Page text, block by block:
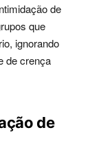
de
que
ignorando
de crença
de